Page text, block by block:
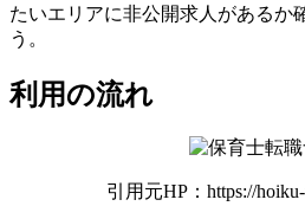
たいエリアに非公開求人があるか
う。
利用の流れ
引用元HP：https://